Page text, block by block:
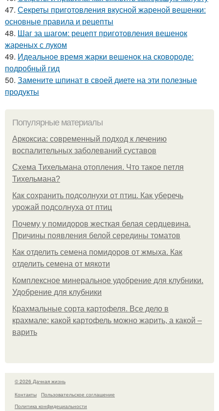
47. Секреты приготовления вкусной жареной вешенки:
основные правила и рецепты
48. Шаг за шагом: рецепт приготовления вешенок
жареных с луком
49. Идеальное время жарки вешенок на сковороде:
подробный гид
50. Замените шпинат в своей диете на эти полезные
продукты
Популярные материалы
Аркоксиа: современный подход к лечению
воспалительных заболеваний суставов
Схема Тихельмана отопления. Что такое петля
Тихельмана?
Как сохранить подсолнухи от птиц. Как уберечь
урожай подсолнуха от птиц
Почему у помидоров жесткая белая сердцевина.
Причины появления белой середины томатов
Как отделить семена помидоров от жмыха. Как
отделить семена от мякоти
Комплексное минеральное удобрение для клубники.
Удобрение для клубники
Крахмальные сорта картофеля. Все дело в
крахмале: какой картофель можно жарить, а какой –
варить
© 2026 Дачная жизнь
Контакты
Пользовательское соглашение
Политика конфидециальности